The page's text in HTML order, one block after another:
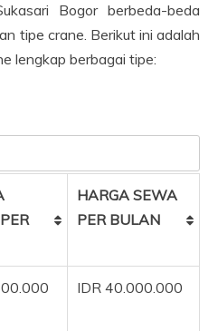
Bogor berbeda-beda
tipe crane. Berikut ini adalah
lengkap berbagai tipe:
HARGA SEWA
PER BULAN
IDR 40.000.000